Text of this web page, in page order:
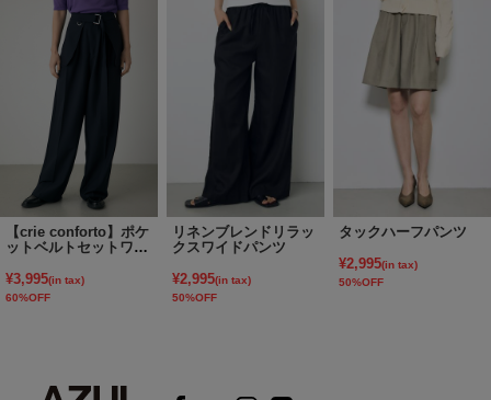
【crie conforto】ポケ
ットベルトセットワイ
¥3,995(in tax)
60%OFF
リネンブレンドリラッ
クスワイドパンツ
¥2,995(in tax)
50%OFF
タックハーフパンツ
¥2,995(in tax)
50%OFF